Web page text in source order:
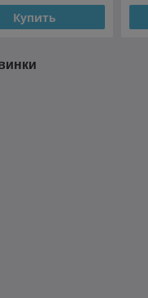
Купить